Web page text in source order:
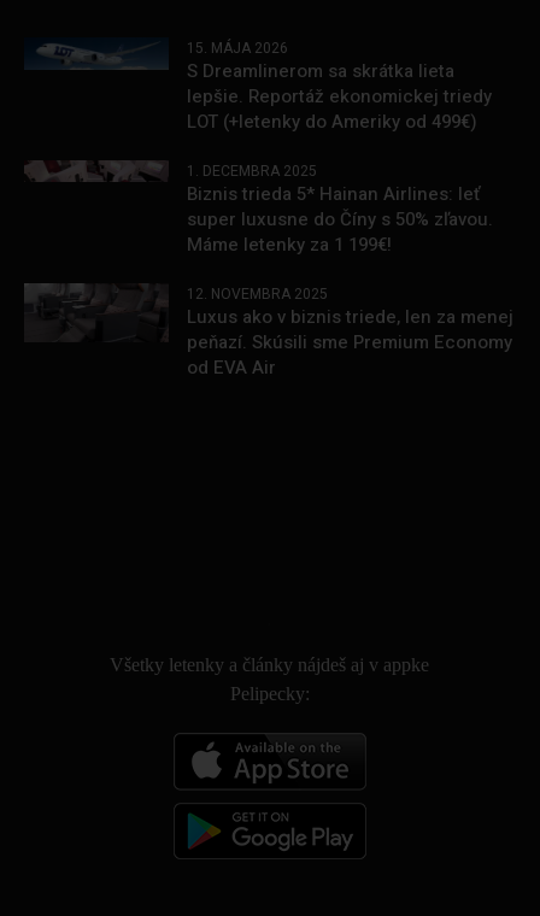
15. MÁJA 2026
S Dreamlinerom sa skrátka lieta
lepšie. Reportáž ekonomickej triedy
LOT (+letenky do Ameriky od 499€)
1. DECEMBRA 2025
Biznis trieda 5* Hainan Airlines: leť
super luxusne do Číny s 50% zľavou.
Máme letenky za 1 199€!
12. NOVEMBRA 2025
Luxus ako v biznis triede, len za menej
peňazí. Skúsili sme Premium Economy
od EVA Air
Všetky letenky a články nájdeš aj v appke
Pelipecky: